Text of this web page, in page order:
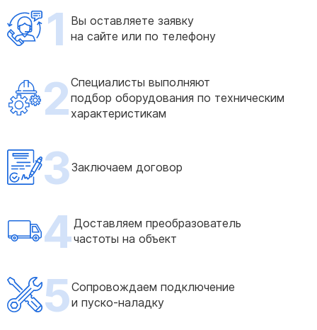
1 Вы оставляете заявку
на сайте или по телефону
2Специалисты выполняют
подбор оборудования по техническим
характеристикам
3Заключаем договор
4Доставляем преобразователь
частоты на объект
5Сопровождаем подключение
и пуско-наладку